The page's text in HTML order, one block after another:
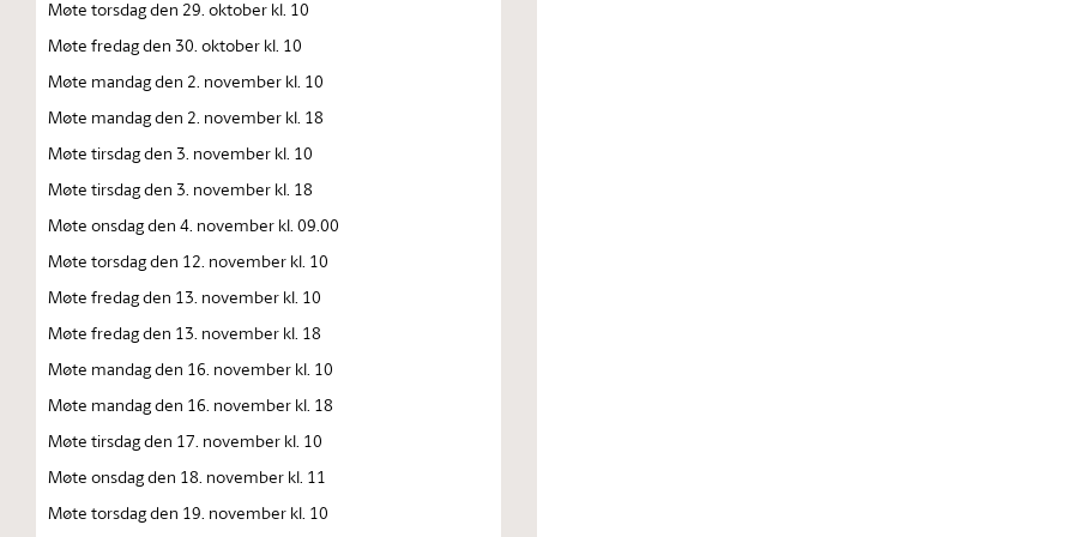
Møte torsdag den 29. oktober kl. 10
Møte fredag den 30. oktober kl. 10
Møte mandag den 2. november kl. 10
Møte mandag den 2. november kl. 18
Møte tirsdag den 3. november kl. 10
Møte tirsdag den 3. november kl. 18
Møte onsdag den 4. november kl. 09.00
Møte torsdag den 12. november kl. 10
Møte fredag den 13. november kl. 10
Møte fredag den 13. november kl. 18
Møte mandag den 16. november kl. 10
Møte mandag den 16. november kl. 18
Møte tirsdag den 17. november kl. 10
Møte onsdag den 18. november kl. 11
Møte torsdag den 19. november kl. 10